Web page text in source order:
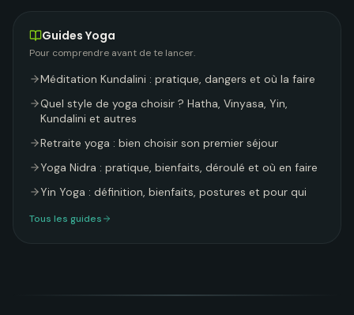
Guides Yoga
Pour comprendre avant de te lancer.
Méditation Kundalini : pratique, dangers et où la faire
Quel style de yoga choisir ? Hatha, Vinyasa, Yin,
Kundalini et autres
Retraite yoga : bien choisir son premier séjour
Yoga Nidra : pratique, bienfaits, déroulé et où en faire
Yin Yoga : définition, bienfaits, postures et pour qui
Tous les guides